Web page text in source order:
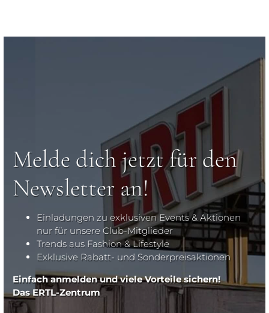
Melde dich jetzt für den
Newsletter an!
Einladungen zu exklusiven Events & Aktionen
nur für unsere Club-Mitglieder
Trends aus Fashion & Lifestyle
Exklusive Rabatt- und Sonderpreisaktionen
Einfach anmelden und viele Vorteile sichern!
Das ERTL-Zentrum